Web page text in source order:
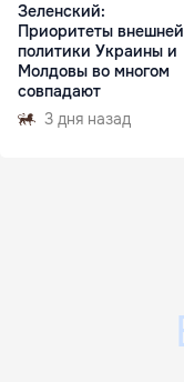
Зеленский:
Приоритеты внешней
политики Украины и
Молдовы во многом
совпадают
3 дня назад